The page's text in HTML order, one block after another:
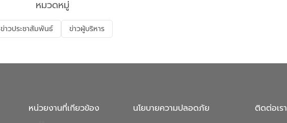
หมวดหมู่
ข่าวประชาสัมพันธ์ ข่าวผู้บริหาร
หน่วยงานที่เกียวข้อง นโยบายความปลอดภัย ติดต่อเรา